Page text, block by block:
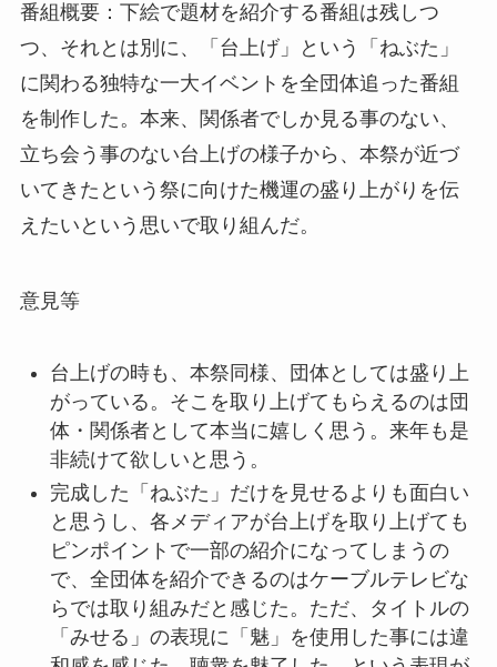
番組概要：下絵で題材を紹介する番組は残しつ
つ、それとは別に、「台上げ」という「ねぶた」
に関わる独特な一大イベントを全団体追った番組
を制作した。本来、関係者でしか見る事のない、
立ち会う事のない台上げの様子から、本祭が近づ
いてきたという祭に向けた機運の盛り上がりを伝
えたいという思いで取り組んだ。
意見等
台上げの時も、本祭同様、団体としては盛り上
がっている。そこを取り上げてもらえるのは団
体・関係者として本当に嬉しく思う。来年も是
非続けて欲しいと思う。
完成した「ねぶた」だけを見せるよりも面白い
と思うし、各メディアが台上げを取り上げても
ピンポイントで一部の紹介になってしまうの
で、全団体を紹介できるのはケーブルテレビな
らでは取り組みだと感じた。ただ、タイトルの
「みせる」の表現に「魅」を使用した事には違